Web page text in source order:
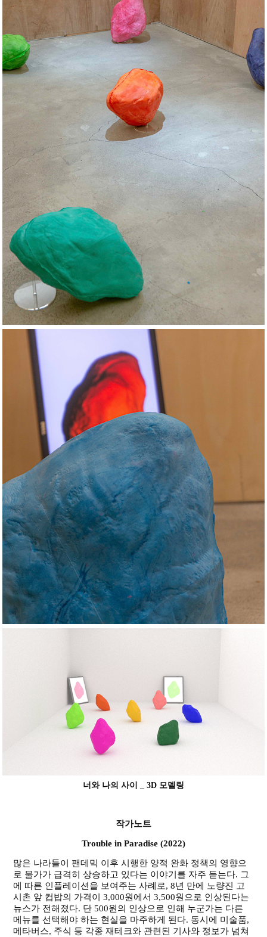
너와 나의 사이 _ 3D 모델링
작가노트
Trouble in Paradise (2022)
많은 나라들이 팬데믹 이후 시행한 양적 완화 정책의 영향으
로 물가가 급격히 상승하고 있다는 이야기를 자주 듣는다. 그
에 따른 인플레이션을 보여주는 사례로, 8년 만에 노량진 고
시촌 앞 컵밥의 가격이 3,000원에서 3,500원으로 인상된다는
뉴스가 전해졌다. 단 500원의 인상으로 인해 누군가는 다른
메뉴를 선택해야 하는 현실을 마주하게 된다. 동시에 미술품,
메타버스, 주식 등 각종 재테크와 관련된 기사와 정보가 넘쳐